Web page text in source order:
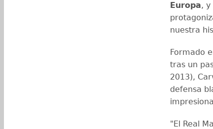
Europa, y
nuestra
Formado
tras un
2013),
defensa
"El Real